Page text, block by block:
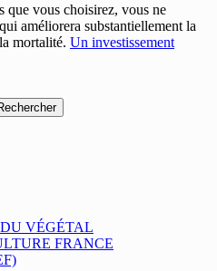
que vous choisirez, vous ne
améliorera substantiellement la
mortalité. Un investissement
VÉGÉTAL
FRANCE